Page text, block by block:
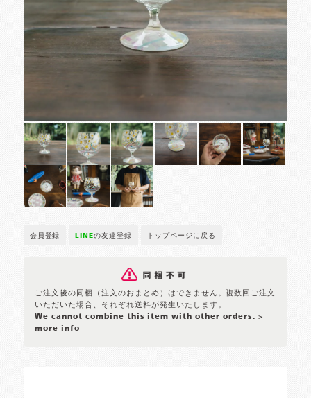
会員登録 LINEの友達登録 トップページに戻る
ご注文後の同梱（注文のおまとめ）はできません。複数回ご注文
いただいた場合、それぞれ送料が発生いたします。
We cannot combine this item with other orders. >
more info